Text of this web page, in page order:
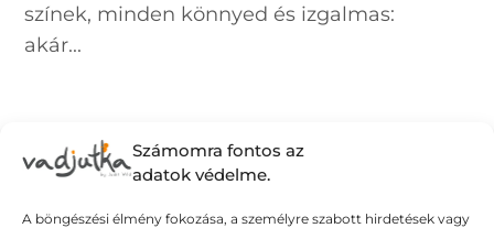
Számomra fontos az
adatok védelme.
A böngészési élmény fokozása, a személyre szabott hirdetések vagy
színek, minden könnyed és izgalmas:
akár...